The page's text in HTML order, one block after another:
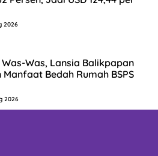
2026
Was, Lansia Balikpapan
Manfaat Bedah Rumah BSPS
2026